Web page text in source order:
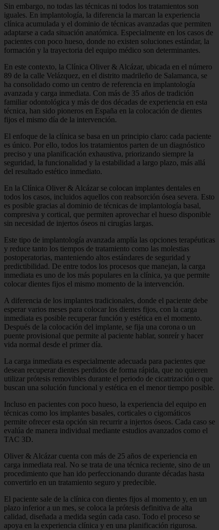
Sin embargo, no todas las técnicas ni todos los tratamientos son
iguales. En implantología, la diferencia la marcan la experiencia
clínica acumulada y el dominio de técnicas avanzadas que permiten
adaptarse a cada situación anatómica. Especialmente en los casos de
pacientes con poco hueso, donde no existen soluciones estándar, la
formación y la trayectoria del equipo médico son determinantes.
En este contexto, la Clínica Oliver & Alcázar, ubicada en el número
89 de la calle Velázquez, en el distrito madrileño de Salamanca, se
ha consolidado como un centro de referencia en implantología
avanzada y carga inmediata. Con más de 35 años de tradición
familiar odontológica y más de dos décadas de experiencia en esta
técnica, han sido pioneros en España en la colocación de dientes
fijos el mismo día de la intervención.
El enfoque de la clínica se basa en un principio claro: cada paciente
es único. Por ello, todos los tratamientos parten de un diagnóstico
preciso y una planificación exhaustiva, priorizando siempre la
seguridad, la funcionalidad y la estabilidad a largo plazo, más allá
del resultado estético inmediato.
En la Clínica Oliver & Alcázar se colocan implantes dentales en
todos los casos, incluidos aquellos con reabsorción ósea severa. Esto
es posible gracias al dominio de técnicas de implantología basal,
compresiva y cortical, que permiten aprovechar el hueso disponible
sin necesidad de injertos óseos ni cirugías largas.
Este tipo de implantología avanzada amplía las opciones terapéuticas
y reduce tanto los tiempos de tratamiento como las molestias
postoperatorias, manteniendo altos estándares de seguridad y
predictibilidad. De entre todos los procesos que manejan, la carga
inmediata es uno de los más populares en la clínica, ya que permite
colocar dientes fijos el mismo momento de la intervención.
A diferencia de los implantes tradicionales, donde el paciente debe
esperar varios meses para colocar los dientes fijos, con la carga
inmediata es posible recuperar función y estética en el momento.
Después de la colocación del implante, se fija una corona o un
puente provisional que permite al paciente hablar, sonreír y hacer
vida normal desde el primer día.
La carga inmediata es especialmente adecuada para pacientes que
desean recuperar dientes perdidos de forma rápida, que no quieren
utilizar prótesis removibles durante el periodo de cicatrización o que
buscan una solución funcional y estética en el menor tiempo posible.
Incluso en pacientes con poco hueso, la experiencia del equipo en
técnicas como los implantes basales, corticales o cigomáticos
permite ofrecer esta opción sin recurrir a injertos óseos. Cada caso se
evalúa de manera individual mediante estudios avanzados como el
TAC 3D.
Oliver & Alcázar cuenta con más de 25 años de experiencia en
carga inmediata real. No se trata de una técnica reciente, sino de un
procedimiento que han ido perfeccionando durante décadas hasta
convertirlo en un tratamiento seguro y predecible.
El paciente sale de la clínica con dientes fijos al momento y, en un
plazo inferior a un mes, se coloca la prótesis definitiva de alta
calidad, diseñada a medida según cada caso. Todo el proceso se
apoya en la experiencia clínica y en una planificación rigurosa.